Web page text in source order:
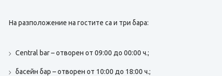
На разположение на гостите са и три бара:
Central bar – отворен от 09:00 до 00:00 ч.;
басейн бар – отворен от 10:00 до 18:00 ч.;